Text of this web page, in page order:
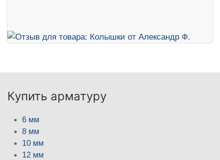
Купить арматуру
6 мм
8 мм
10 мм
12 мм